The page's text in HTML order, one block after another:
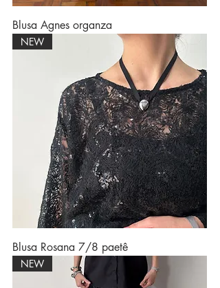
Blusa Agnes organza
NEW
Blusa Rosana 7/8 paetê
NEW